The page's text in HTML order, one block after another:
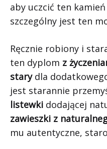
aby uczcić ten
szczególny jest ten
Ręcznie robiony i
ten dyplom z
starydla
jest starannie
listewki dodającej
zawieszki z
mu autentyczne,